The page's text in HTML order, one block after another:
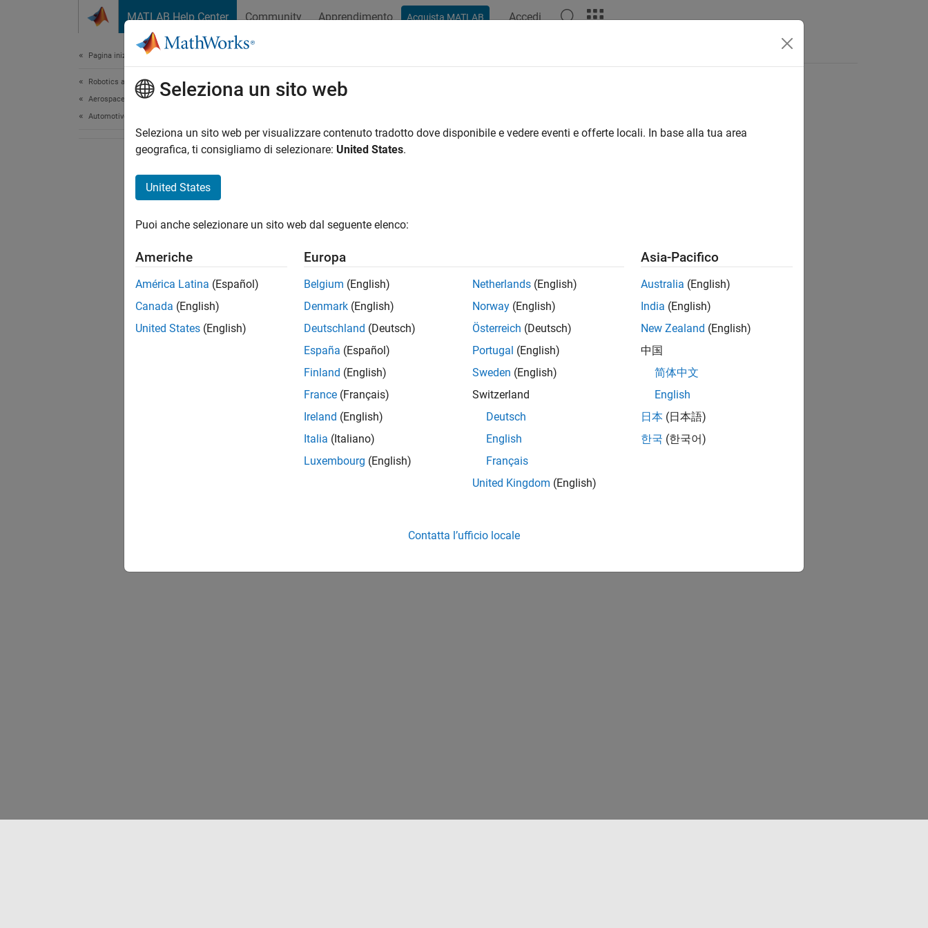
MATLAB Help Center Community Apprendimento Acquista MATLAB Accedi
Pagina iniziale della documentazione
Robotics and Autonomous Systems
Aerospace and Defense
Automotive
How useful was this information?
Seleziona un sito web
Seleziona un sito web per visualizzare contenuto tradotto dove disponibile e vedere eventi e offerte locali. In base alla tua area
geografica, ti consigliamo di selezionare: United States.
United States
Puoi anche selezionare un sito web dal seguente elenco:
Americhe
América Latina (Español)
Canada (English)
United States (English)
Europa
Belgium (English)
Denmark (English)
Deutschland (Deutsch)
España (Español)
Finland (English)
France (Français)
Ireland (English)
Italia (Italiano)
Luxembourg (English)
Netherlands (English)
Norway (English)
Österreich (Deutsch)
Portugal (English)
Sweden (English)
Switzerland
Deutsch
English
Français
United Kingdom (English)
Asia-Pacifico
Australia (English)
India (English)
New Zealand (English)
中国
简体中文
English
日本 (日本語)
한국 (한국어)
Contatta l’ufficio locale